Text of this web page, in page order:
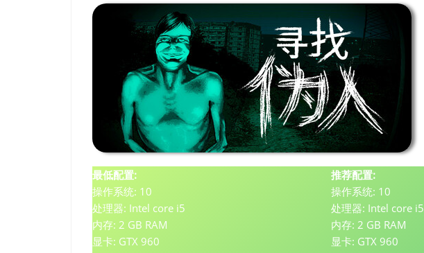
最低配置:
操作系统: 10
处理器: Intel core i5
内存: 2 GB RAM
显卡: GTX 960
推荐配置:
操作系统: 10
处理器: Intel core i5
内存: 2 GB RAM
显卡: GTX 960